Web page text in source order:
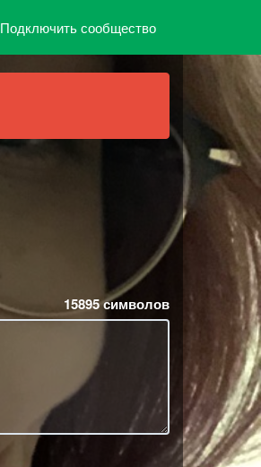
Подключить сообщество
15895символов